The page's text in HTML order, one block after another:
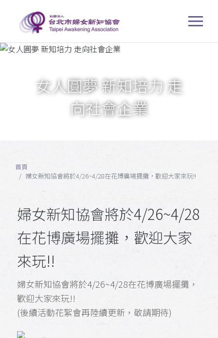
女人圓夢 新知培力 走
向社會企業
首頁
婦女新知協會將於4/26~4/28在花博廣場擺攤，歡迎大家來玩!!
婦女新知協會將於4/26~4/28
在花博廣場擺攤，歡迎大家
來玩!!
婦女新知協會將於4/26~4/28在花博廣場擺攤，
歡迎大家來玩!!
(後續活動花絮會再陸續更新，敬請期待)